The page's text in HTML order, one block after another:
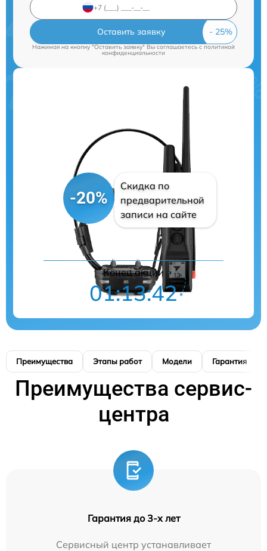
Оставить заявку
Нажимая на кнопку "Оставить заявку" Вы соглашаетесь cполитикой
конфиденциальности
-20%
Скидка по
предварительной
записи на сайте
Конец акции
01:13:42
Преимущества Этапы работ Модели Гарантия
Преимущества сервис-
центра
Гарантия до 3-х лет
Сервисный центр устанавливает